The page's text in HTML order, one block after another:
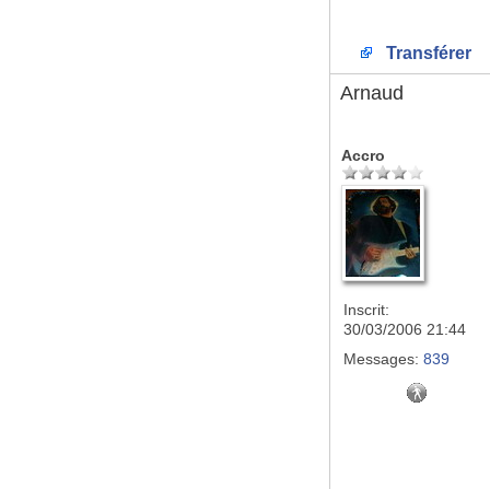
Transférer
Arnaud
Accro
Inscrit:
30/03/2006 21:44
Messages: 839